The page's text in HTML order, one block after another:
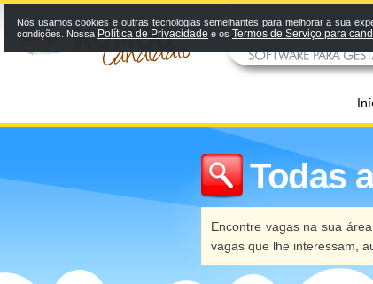
Todas
Encontre vagas na sua
vagas que lhe interessam,
Nós usamos cookies e outras tecnologias semelhantes para melhorar a sua
condições. Nossa Política de Privacidade e os Termos de Serviço para